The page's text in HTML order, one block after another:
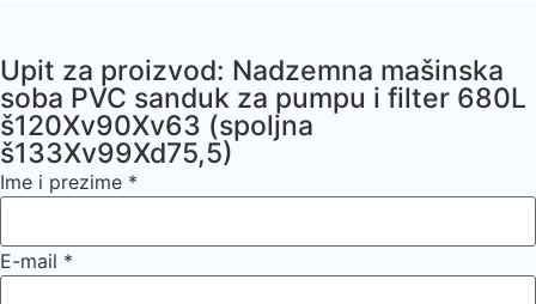
Upit za proizvod: Nadzemna mašinska
soba PVC sanduk za pumpu i filter 680L
š120Xv90Xv63 (spoljna
š133Xv99Xd75,5)
Ime i prezime *
E-mail *